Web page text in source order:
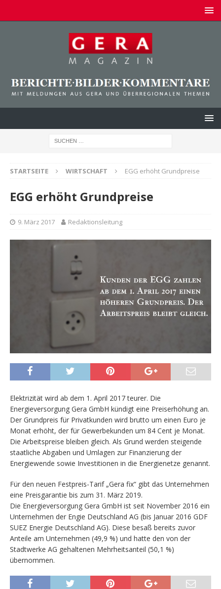
STARTSEITE WIRTSCHAFT EGG erhöht Grundpreise
EGG erhöht Grundpreise
9. März 2017 Redaktionsleitung
Elektrizität wird ab dem 1. April 2017 teurer. Die
Energieversorgung Gera GmbH kündigt eine Preiserhöhung an.
Der Grundpreis für Privatkunden wird brutto um einen Euro je
Monat erhöht, der für Gewerbekunden um 84 Cent je Monat.
Die Arbeitspreise bleiben gleich. Als Grund werden steigende
staatliche Abgaben und Umlagen zur Finanzierung der
Energiewende sowie Investitionen in die Energienetze genannt.
Für den neuen Festpreis-Tarif „Gera fix“ gibt das Unternehmen
eine Preisgarantie bis zum 31. März 2019.
Die Energieversorgung Gera GmbH ist seit November 2016 ein
Unternehmen der Engie Deutschland AG (bis Januar 2016 GDF
SUEZ Energie Deutschland AG). Diese besaß bereits zuvor
Anteile am Unternehmen (49,9 %) und hatte den von der
Stadtwerke AG gehaltenen Mehrheitsanteil (50,1 %)
übernommen.